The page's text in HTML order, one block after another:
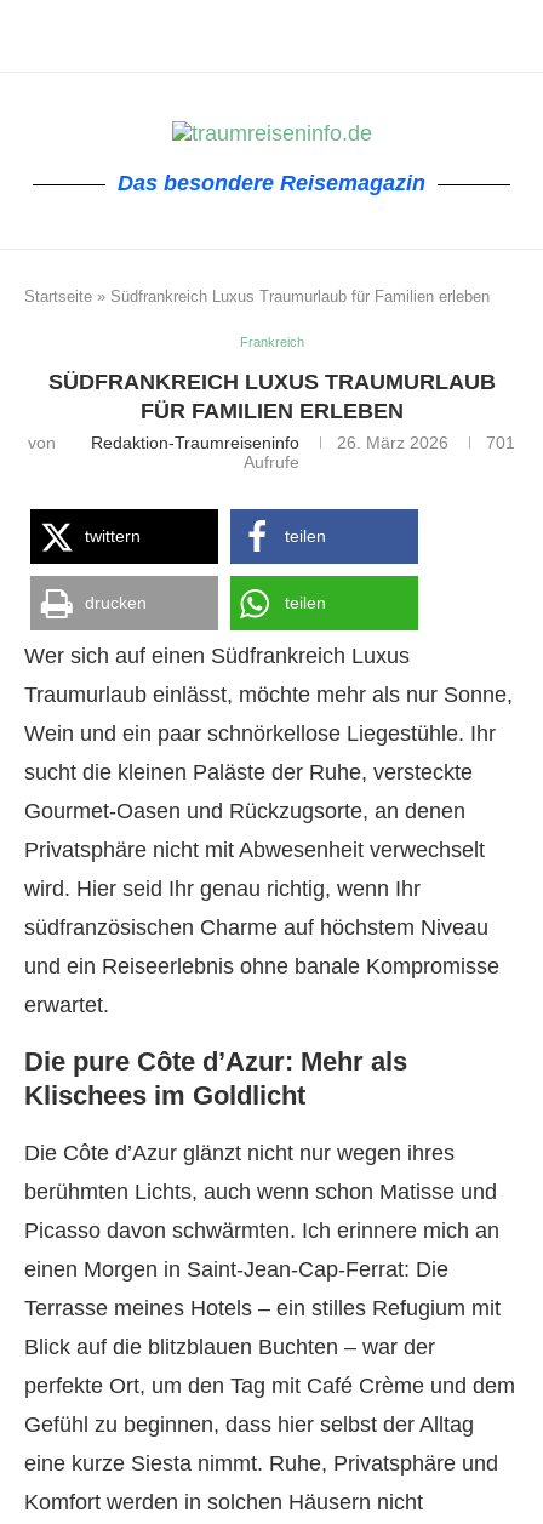
Das besondere Reisemagazin
Startseite » Südfrankreich Luxus Traumurlaub für Familien erleben
Frankreich
SÜDFRANKREICH LUXUS TRAUMURLAUB
FÜR FAMILIEN ERLEBEN
von Redaktion-Traumreiseninfo 26. März 2026
701
Aufrufe
twittern teilen
drucken teilen
Wer sich auf einen Südfrankreich Luxus
Traumurlaub einlässt, möchte mehr als nur Sonne,
Wein und ein paar schnörkellose Liegestühle. Ihr
sucht die kleinen Paläste der Ruhe, versteckte
Gourmet-Oasen und Rückzugsorte, an denen
Privatsphäre nicht mit Abwesenheit verwechselt
wird. Hier seid Ihr genau richtig, wenn Ihr
südfranzösischen Charme auf höchstem Niveau
und ein Reiseerlebnis ohne banale Kompromisse
erwartet.
Die pure Côte d’Azur: Mehr als
Klischees im Goldlicht
Die Côte d’Azur glänzt nicht nur wegen ihres
berühmten Lichts, auch wenn schon Matisse und
Picasso davon schwärmten. Ich erinnere mich an
einen Morgen in Saint-Jean-Cap-Ferrat: Die
Terrasse meines Hotels – ein stilles Refugium mit
Blick auf die blitzblauen Buchten – war der
perfekte Ort, um den Tag mit Café Crème und dem
Gefühl zu beginnen, dass hier selbst der Alltag
eine kurze Siesta nimmt. Ruhe, Privatsphäre und
Komfort werden in solchen Häusern nicht